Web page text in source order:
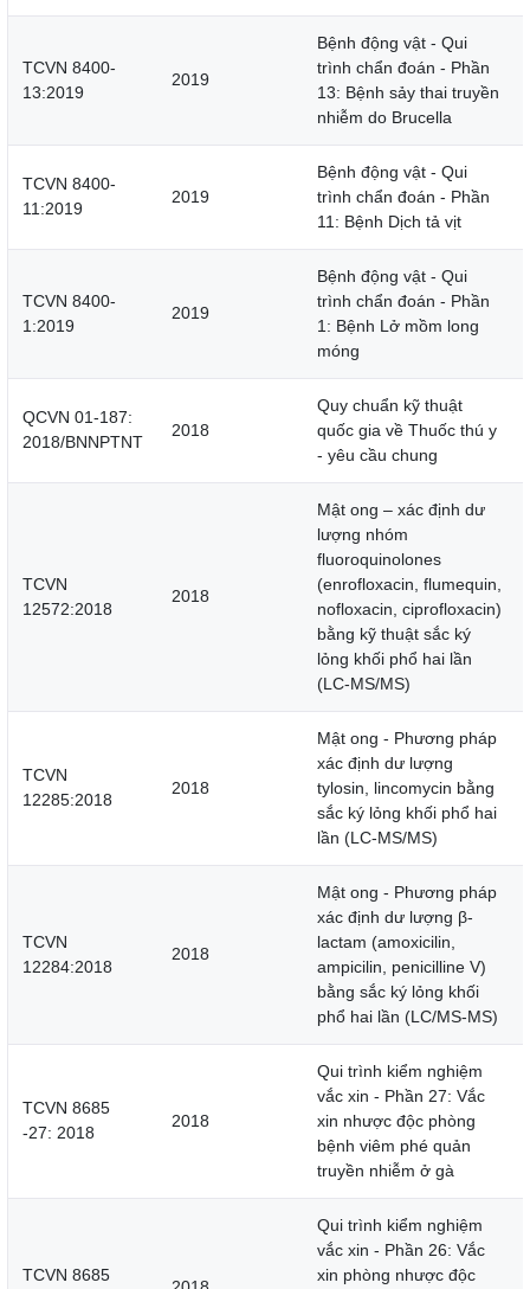
TCVN 8400-
13:2019
2019
Bệnh động vật - Qui
trình chẩn đoán - Phần
13: Bệnh sảy thai truyền
nhiễm do Brucella
TCVN 8400-
11:2019
2019
Bệnh động vật - Qui
trình chẩn đoán - Phần
11: Bệnh Dịch tả vịt
TCVN 8400-
1:2019
2019
Bệnh động vật - Qui
trình chẩn đoán - Phần
1: Bệnh Lở mồm long
móng
QCVN 01-187:
2018/BNNPTNT
2018
Quy chuẩn kỹ thuật
quốc gia về Thuốc thú y
- yêu cầu chung
TCVN
12572:2018
2018
Mật ong – xác định dư
lượng nhóm
fluoroquinolones
(enrofloxacin, flumequin,
nofloxacin, ciprofloxacin)
bằng kỹ thuật sắc ký
lỏng khối phổ hai lần
(LC-MS/MS)
TCVN
12285:2018
2018
Mật ong - Phương pháp
xác định dư lượng
tylosin, lincomycin bằng
sắc ký lỏng khối phổ hai
lần (LC-MS/MS)
TCVN
12284:2018
2018
Mật ong - Phương pháp
xác định dư lượng β-
lactam (amoxicilin,
ampicilin, penicilline V)
bằng sắc ký lỏng khối
phổ hai lần (LC/MS-MS)
TCVN 8685
-27: 2018
2018
Qui trình kiểm nghiệm
vắc xin - Phần 27: Vắc
xin nhược độc phòng
bệnh viêm phé quản
truyền nhiễm ở gà
TCVN 8685
Qui trình kiểm nghiệm
vắc xin - Phần 26: Vắc
xin phòng nhược độc